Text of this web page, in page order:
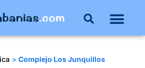
> Complejo Los Junquillos